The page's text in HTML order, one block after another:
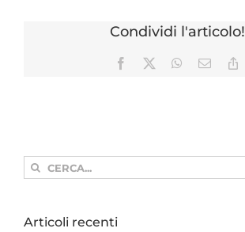
Condividi l'articolo!
Facebook WhatsApp
Email
Cerca
Articoli recenti